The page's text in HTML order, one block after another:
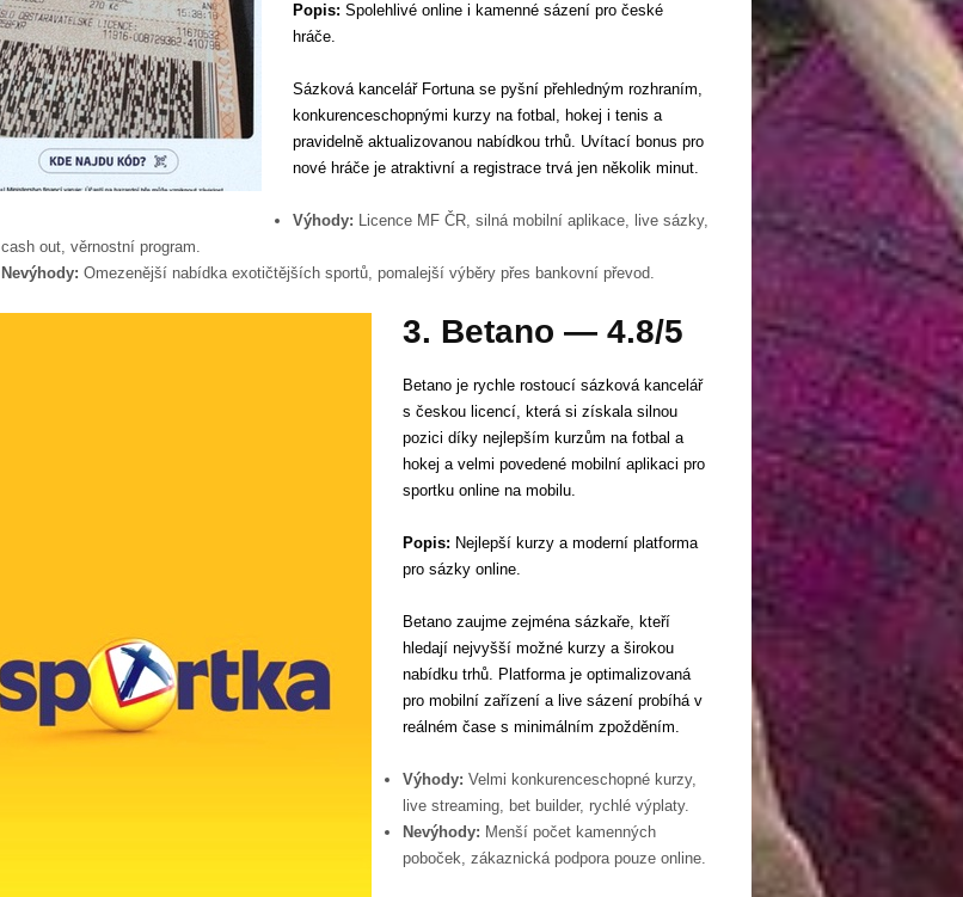
Popis: Spolehlivé online i kamenné sázení pro české
hráče.
Sázková kancelář Fortuna se pyšní přehledným rozhraním,
konkurenceschopnými kurzy na fotbal, hokej i tenis a
pravidelně aktualizovanou nabídkou trhů. Uvítací bonus pro
nové hráče je atraktivní a registrace trvá jen několik minut.
Výhody: Licence MF ČR, silná mobilní aplikace, live sázky,
cash out, věrnostní program.
Nevýhody: Omezenější nabídka exotičtějších sportů, pomalejší výběry přes bankovní převod.
3. Betano — 4.8/5
Betano je rychle rostoucí sázková kancelář
s českou licencí, která si získala silnou
pozici díky nejlepším kurzům na fotbal a
hokej a velmi povedené mobilní aplikaci pro
sportku online na mobilu.
Popis: Nejlepší kurzy a moderní platforma
pro sázky online.
Betano zaujme zejména sázkaře, kteří
hledají nejvyšší možné kurzy a širokou
nabídku trhů. Platforma je optimalizovaná
pro mobilní zařízení a live sázení probíhá v
reálném čase s minimálním zpožděním.
Výhody: Velmi konkurenceschopné kurzy,
live streaming, bet builder, rychlé výplaty.
Nevýhody: Menší počet kamenných
poboček, zákaznická podpora pouze online.